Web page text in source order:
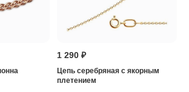
1 290 ₽
Цепь серебряная с якорным
плетением